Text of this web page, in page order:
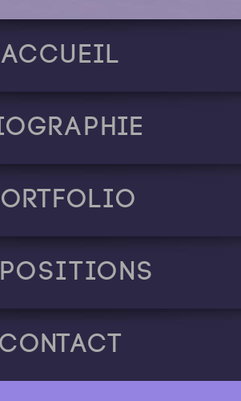
Accueil
Portfolio
Contact